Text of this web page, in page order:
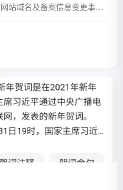
站域名及备案信息变更事宜